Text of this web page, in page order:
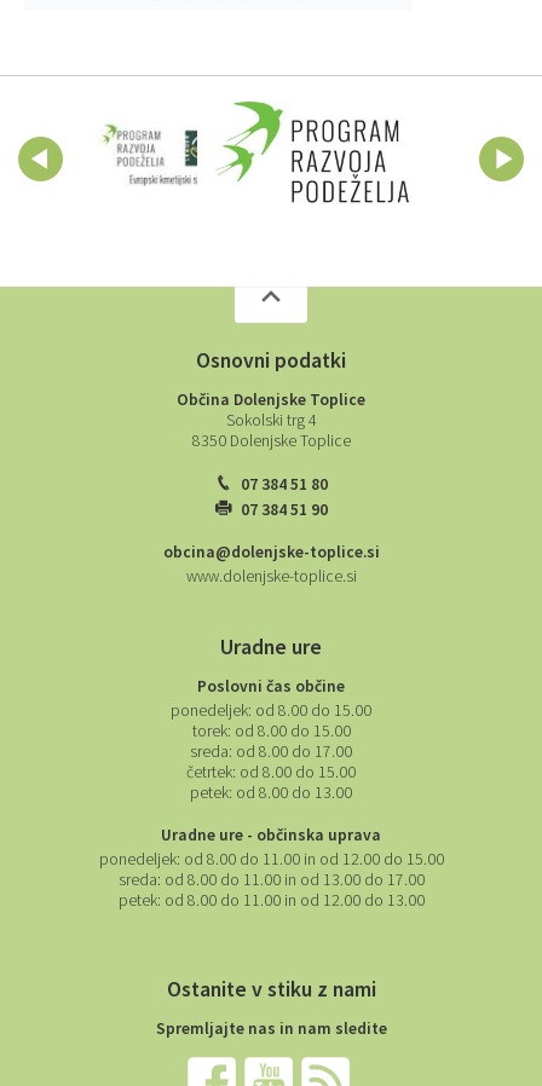
Osnovni podatki
Občina Dolenjske Toplice
Sokolski trg 4
8350 Dolenjske Toplice
07 384 51 80
07 384 51 90
obcina@dolenjske-toplice.si
www.dolenjske-toplice.si
Uradne ure
Poslovni čas občine
ponedeljek: od 8.00 do 15.00
torek: od 8.00 do 15.00
sreda: od 8.00 do 17.00
četrtek: od 8.00 do 15.00
petek: od 8.00 do 13.00
Uradne ure - občinska uprava
ponedeljek: od 8.00 do 11.00 in od 12.00 do 15.00
sreda: od 8.00 do 11.00 in od 13.00 do 17.00
petek: od 8.00 do 11.00 in od 12.00 do 13.00
Ostanite v stiku z nami
Spremljajte nas in nam sledite